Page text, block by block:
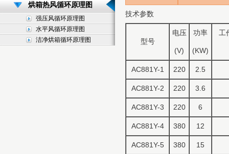
烘箱热风循环原理图
强压风循环原理图
水平风循环原理图
洁净烘箱循环原理图
技术参数
型号
电压
(V)
功率
(KW)
工
AC881Y-1 220 2.5
AC881Y-2 220 3.6
AC881Y-3 220 6
AC881Y-4 380 12
AC881Y-5 380 15